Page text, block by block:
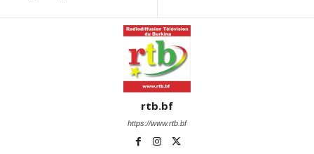
rtb.bf
https://www.rtb.bf